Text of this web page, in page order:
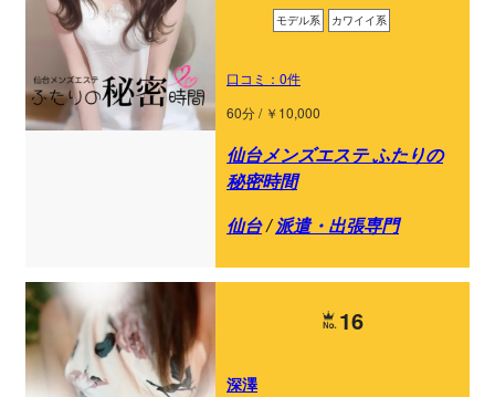
モデル系 カワイイ系
口コミ：0件
60分 / ￥10,000
仙台メンズエステ ふたりの
秘密時間
仙台/派遣・出張専門
16
深澤